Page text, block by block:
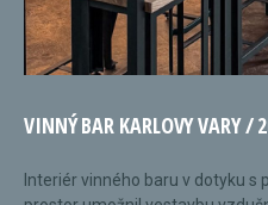
VINNÝ BAR KARLOVY VARY /
Interiér vinného baru v dotyku s